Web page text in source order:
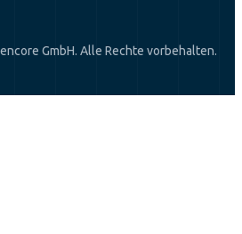
GmbH. Alle Rechte vorbehalten.